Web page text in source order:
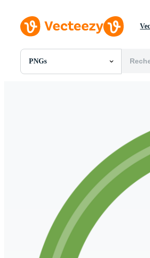
PNGs
Toutes Images
Images Éditoriales
Événements Éditoriaux